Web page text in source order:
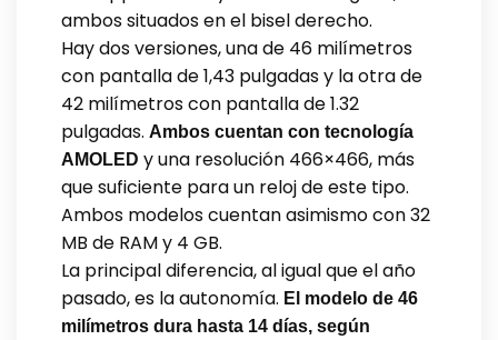
ambos situados en el bisel derecho.
Hay dos versiones, una de 46 milímetros
con pantalla de 1,43 pulgadas y la otra de
42 milímetros con pantalla de 1.32
pulgadas. Ambos cuentan con tecnología
AMOLED y una resolución 466×466, más
que suficiente para un reloj de este tipo.
Ambos modelos cuentan asimismo con 32
MB de RAM y 4 GB.
La principal diferencia, al igual que el año
pasado, es la autonomía. El modelo de 46
milímetros dura hasta 14 días, según